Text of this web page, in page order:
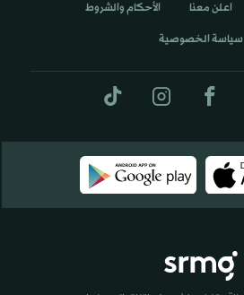
اعلن معنا الأحكام والشروط
سياسة الخصوصية